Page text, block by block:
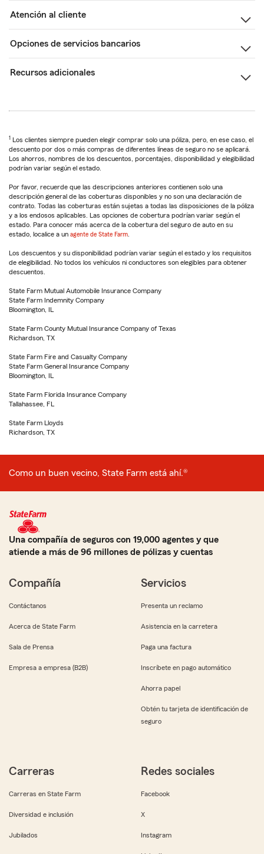
Atención al cliente
Opciones de servicios bancarios
Recursos adicionales
1 Los clientes siempre pueden elegir comprar solo una póliza, pero, en ese caso, el
descuento por dos o más compras de diferentes líneas de seguro no se aplicará.
Los ahorros, nombres de los descuentos, porcentajes, disponibilidad y elegibilidad
podrían variar según el estado.
Por favor, recuerde que las descripciones anteriores contienen solo una
descripción general de las coberturas disponibles y no son una declaración de
contrato. Todas las coberturas están sujetas a todas las disposiciones de la póliza
y a los endosos aplicables. Las opciones de cobertura podrían variar según el
estado. Para conocer más acerca de la cobertura del seguro de auto en su
estado, localice a un agente de State Farm
Los descuentos y su disponibilidad podrían variar según el estado y los requisitos
de elegibilidad. No todos los vehículos ni conductores son elegibles para obtener
descuentos.
State Farm Mutual Automobile Insurance Company
State Farm Indemnity Company
Bloomington, IL
State Farm County Mutual Insurance Company of Texas
Richardson, TX
State Farm Fire and Casualty Company
State Farm General Insurance Company
Bloomington, IL
State Farm Florida Insurance Company
Tallahassee, FL
State Farm Lloyds
Richardson, TX
Como un buen vecino, State Farm está ahí.®
Una compañía de seguros con 19,000 agentes y que
atiende a más de 96 millones de pólizas y cuentas
Compañía
Contáctanos
Acerca de State Farm
Sala de Prensa
Empresa a empresa (B2B)
Servicios
Presenta un reclamo
Asistencia en la carretera
Paga una factura
Inscríbete en pago automático
Ahorra papel
Obtén tu tarjeta de identificación de
seguro
Carreras
Carreras en State Farm
Diversidad e inclusión
Jubilados
Redes sociales
Facebook
X
Instagram